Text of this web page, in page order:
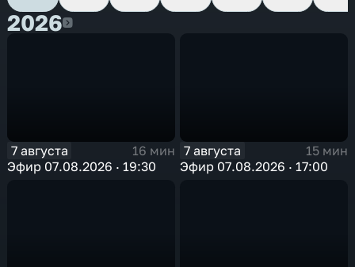
20262026
7 августа
16 мин
Эфир 07.08.2026 · 19:30
7 августа
15 мин
Эфир 07.08.2026 · 17:00